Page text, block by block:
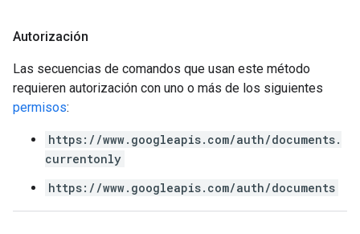
Autorización
Las secuencias de comandos que usan este método
requieren autorización con uno o más de los siguientes
permisos:
https://www.googleapis.com/auth/documents.
currentonly
https://www.googleapis.com/auth/documents